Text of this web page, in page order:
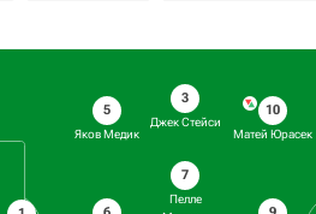
5
Яков Медик
3
Джек Стейси
7
Пелле
10
Матей Юрасек